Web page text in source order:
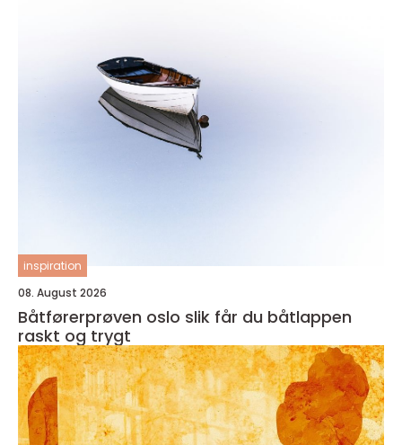
inspiration
08. August 2026
Båtførerprøven oslo slik får du båtlappen
raskt og trygt